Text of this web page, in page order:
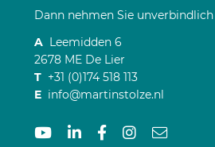
Dann nehmen Sie
ALeemidden 6
2678 ME De Lier
T+31 (0)174 518 113
Einfo@martinstolze.nl